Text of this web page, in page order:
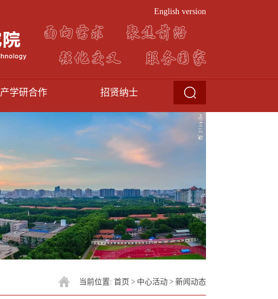
English version
产学研合作 招贤纳士
当前位置: 首页 > 中心活动 > 新闻动态